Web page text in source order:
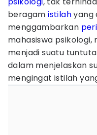
beragamistilahyang
menggambarkan
mahasiswa
menjadi suatu
dalam menjelaskan
mengingat istilah